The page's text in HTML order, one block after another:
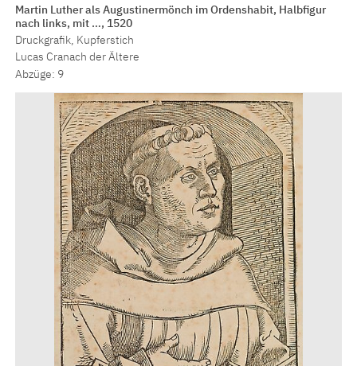
Martin Luther als Augustinermönch im Ordenshabit, Halbfigur
nach links, mit …, 1520
Druckgrafik, Kupferstich
Lucas Cranach der Ältere
Abzüge: 9